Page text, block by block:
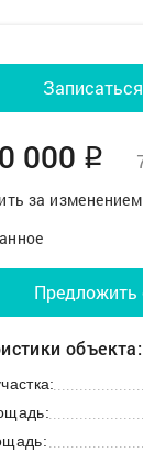
000 q
за
Предложить
объекта: